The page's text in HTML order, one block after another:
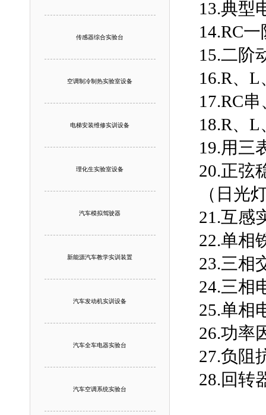
传感器综合实验台
空调制冷制热实验室设备
电梯安装维修实训设备
理化生实验室设备
汽车模拟驾驶器
新能源汽车教学实训装置
汽车发动机实训设备
汽车全车电器实验台
汽车空调系统实验台
13.典型
14.RC
15.二阶
16.R、
17.RC
18.R、
19.用三
20.正弦
（日光
21.互感
22.单相
23.三相
24.三相
25.单相
26.功率
27.负阻
28.回转